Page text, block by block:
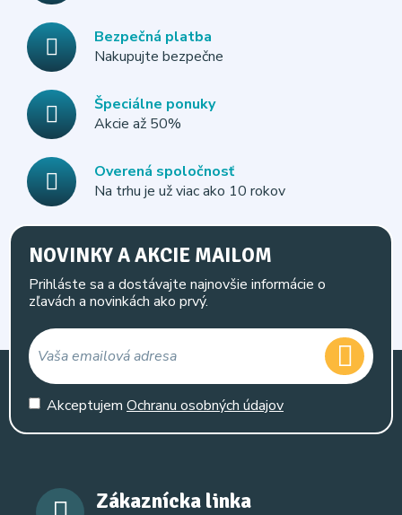
Bezpečná platba
Nakupujte bezpečne
Špeciálne ponuky
Akcie až 50%
Overená spoločnosť
Na trhu je už viac ako 10 rokov
NOVINKY A AKCIE MAILOM
Prihláste sa a dostávajte najnovšie informácie o
zľavách a novinkách ako prvý.
Akceptujem Ochranu osobných údajov
Zákaznícka linka